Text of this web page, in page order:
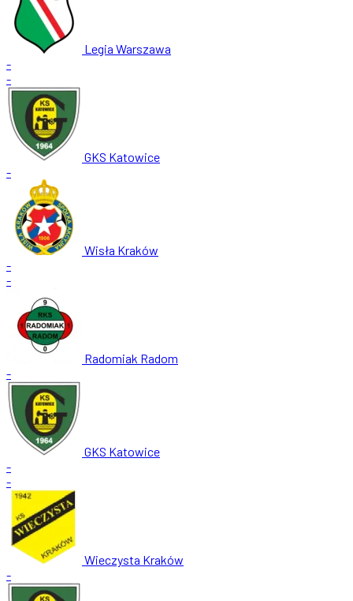
Legia Warszawa
-
-
GKS Katowice
-
Wisła Kraków
-
-
Radomiak Radom
-
GKS Katowice
-
-
Wieczysta Kraków
-